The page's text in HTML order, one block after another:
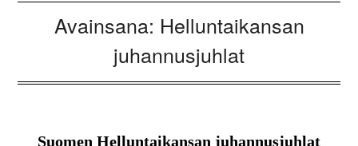
Avainsana: Helluntaikansan
juhannusjuhlat
Suomen Helluntaikansan juhannusjuhlat